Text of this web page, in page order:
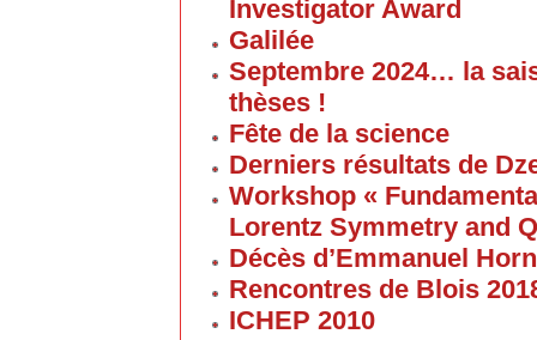
Investigator Award
Galilée
Septembre 2024… la
thèses !
Fête de la science
Derniers résultats de
Workshop «
Lorentz Symmetry and
Décès d’Emmanuel
Rencontres de Blois
ICHEP 2010